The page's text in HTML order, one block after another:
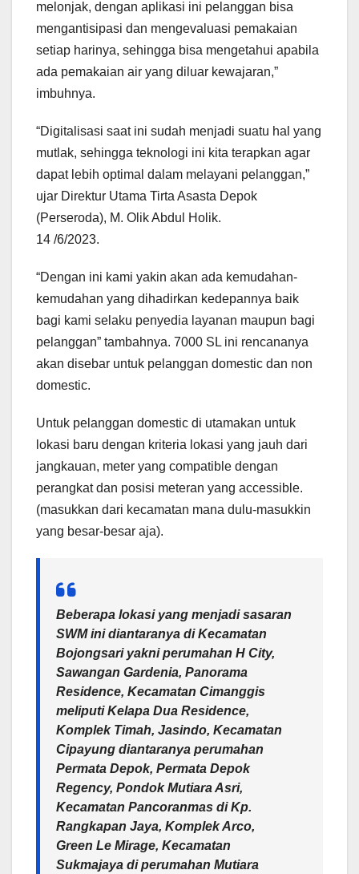
melonjak, dengan aplikasi ini pelanggan bisa
mengantisipasi dan mengevaluasi pemakaian
setiap harinya, sehingga bisa mengetahui apabila
ada pemakaian air yang diluar kewajaran,”
imbuhnya.
“Digitalisasi saat ini sudah menjadi suatu hal yang
mutlak, sehingga teknologi ini kita terapkan agar
dapat lebih optimal dalam melayani pelanggan,”
ujar Direktur Utama Tirta Asasta Depok
(Perseroda), M. Olik Abdul Holik.
14 /6/2023.
“Dengan ini kami yakin akan ada kemudahan-
kemudahan yang dihadirkan kedepannya baik
bagi kami selaku penyedia layanan maupun bagi
pelanggan” tambahnya. 7000 SL ini rencananya
akan disebar untuk pelanggan domestic dan non
domestic.
Untuk pelanggan domestic di utamakan untuk
lokasi baru dengan kriteria lokasi yang jauh dari
jangkauan, meter yang compatible dengan
perangkat dan posisi meteran yang accessible.
(masukkan dari kecamatan mana dulu-masukkin
yang besar-besar aja).
Beberapa lokasi yang menjadi sasaran
SWM ini diantaranya di Kecamatan
Bojongsari yakni perumahan H City,
Sawangan Gardenia, Panorama
Residence, Kecamatan Cimanggis
meliputi Kelapa Dua Residence,
Komplek Timah, Jasindo, Kecamatan
Cipayung diantaranya perumahan
Permata Depok, Permata Depok
Regency, Pondok Mutiara Asri,
Kecamatan Pancoranmas di Kp.
Rangkapan Jaya, Komplek Arco,
Green Le Mirage, Kecamatan
Sukmajaya di perumahan Mutiara